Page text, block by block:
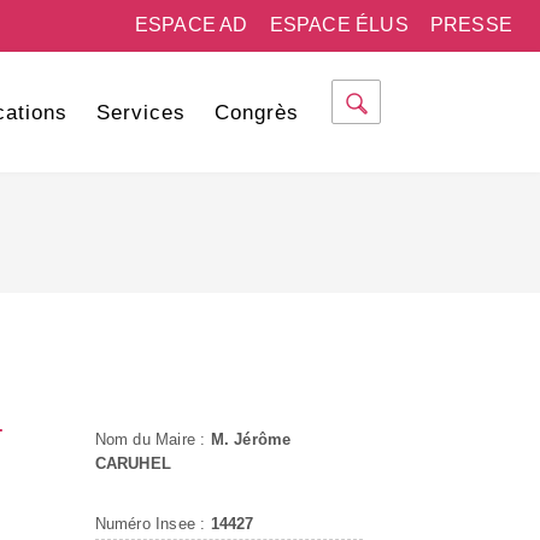
PRESSE
ESPACE ÉLUS
ESPACE AD
Services Congrès
Nom du Maire : M. Jérôme
CARUHEL
Numéro Insee : 14427